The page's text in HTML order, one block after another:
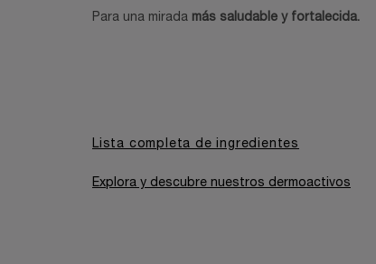
Para una mirada más saludable y fortalecida.
Lista completa de ingredientes
Explora y descubre nuestros dermoactivos